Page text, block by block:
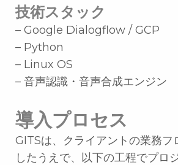
技術スタック
– Google Dialogflow / GCP
– Python
– Linux OS
– 音声認識・音声合成エンジン
導入プロセス
GITSは、クライアントの業務フ
したうえで、以下の工程でプロ